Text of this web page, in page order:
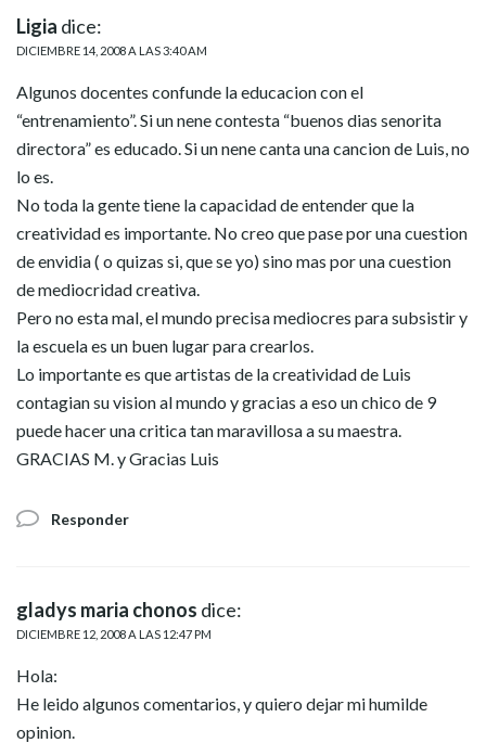
Ligia dice:
DICIEMBRE 14, 2008 A LAS 3:40 AM
Algunos docentes confunde la educacion con el
“entrenamiento”. Si un nene contesta “buenos dias senorita
directora” es educado. Si un nene canta una cancion de Luis, no
lo es.
No toda la gente tiene la capacidad de entender que la
creatividad es importante. No creo que pase por una cuestion
de envidia ( o quizas si, que se yo) sino mas por una cuestion
de mediocridad creativa.
Pero no esta mal, el mundo precisa mediocres para subsistir y
la escuela es un buen lugar para crearlos.
Lo importante es que artistas de la creatividad de Luis
contagian su vision al mundo y gracias a eso un chico de 9
puede hacer una critica tan maravillosa a su maestra.
GRACIAS M. y Gracias Luis
Responder
gladys maria chonos dice:
DICIEMBRE 12, 2008 A LAS 12:47 PM
Hola:
He leido algunos comentarios, y quiero dejar mi humilde
opinion.